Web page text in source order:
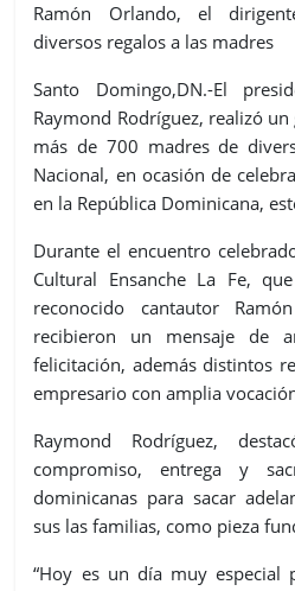
Ramón Orlando, el
diversos regalos a las madres
Santo Domingo,DN.-El
Raymond Rodríguez, realizó
más de 700 madres de
Nacional, en ocasión de
en la República Dominicana,
Durante el encuentro
Cultural Ensanche La Fe,
reconocido cantautor
recibieron un mensaje de
felicitación, además distintos
empresario con amplia
Raymond Rodríguez,
compromiso, entrega y
dominicanas para sacar
sus las familias, como pieza
“Hoy es un día muy especial